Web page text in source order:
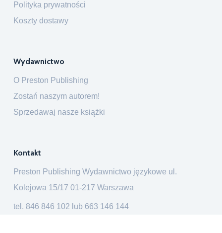
Polityka prywatności
Koszty dostawy
Wydawnictwo
O Preston Publishing
Zostań naszym autorem!
Sprzedawaj nasze książki
Kontakt
Preston Publishing Wydawnictwo językowe ul.
Kolejowa 15/17 01-217 Warszawa
tel. 846 846 102 lub 663 146 144